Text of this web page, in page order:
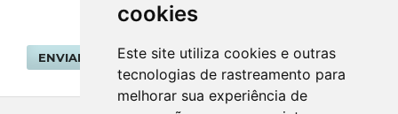
cookies
Este site utiliza cookies e outras
tecnologias de rastreamento para
melhorar sua experiência de
ENVIAR SUBMISSÃO